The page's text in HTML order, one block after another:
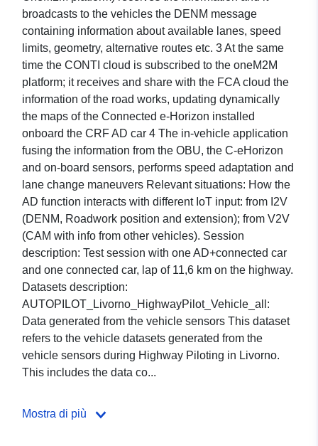
broadcasts to the vehicles the DENM message
containing information about available lanes, speed
limits, geometry, alternative routes etc. 3 At the same
time the CONTI cloud is subscribed to the oneM2M
platform; it receives and share with the FCA cloud the
information of the road works, updating dynamically
the maps of the Connected e-Horizon installed
onboard the CRF AD car 4 The in-vehicle application
fusing the information from the OBU, the C-eHorizon
and on-board sensors, performs speed adaptation and
lane change maneuvers Relevant situations: How the
AD function interacts with different IoT input: from I2V
(DENM, Roadwork position and extension); from V2V
(CAM with info from other vehicles). Session
description: Test session with one AD+connected car
and one connected car, lap of 11,6 km on the highway.
Datasets description:
AUTOPILOT_Livorno_HighwayPilot_Vehicle_all:
Data generated from the vehicle sensors This dataset
refers to the vehicle datasets generated from the
vehicle sensors during Highway Piloting in Livorno.
This includes the data co...
Mostra di più